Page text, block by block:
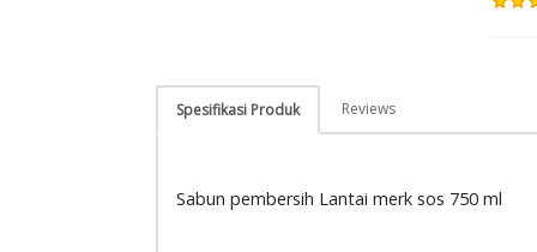
Spesifikasi Produk Reviews
Sabun pembersih Lantai merk sos 750 ml